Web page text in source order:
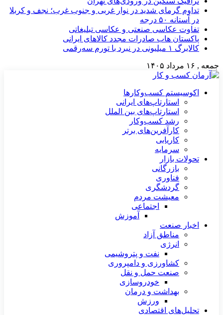
تداوم گرمای شدید در نوار غربی و جنوب غرب؛ نجف و کربلا
در آستانه ۵۰ درجه
تفاوت عکاسی صنعتی و عکاسی تبلیغاتی
پاکستان هاب صادرات مجدد کالاهای ایرانی
کالابرگ ۱ میلیونی در نبرد با تورم سه‌رقمی
جمعه , ۱۶ مرداد ۱۴۰۵
اکوسیستم کسب‌وکارها
استارتاپ‌های ایرانی
استارتاپ‌های بین الملل
رشد کسب‌وکار
کارآفرین‌های برتر
کاریابی
سرمایه
تحولات بازار
بازرگانی
فناوری
گردشگری
معیشت مردم
اجتماعی
آموزش
اخبار صنعت
مناطق آزاد
انرژی
نفت و پتروشیمی
کشاورزی و دامپروری
صنعت حمل و نقل
خودروسازی
بهداشت و درمان
ورزش
تحلیل‌های اقتصادی